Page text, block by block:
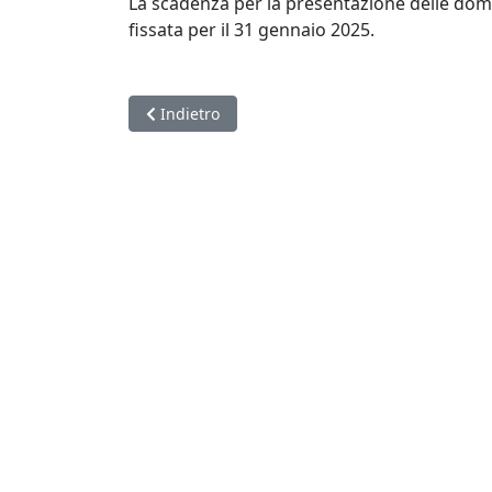
fissata per il 31 gennaio 2025.
Articolo precedente: Gli uffici della FSI
Indietro